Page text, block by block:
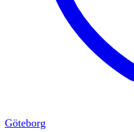
Göteborg